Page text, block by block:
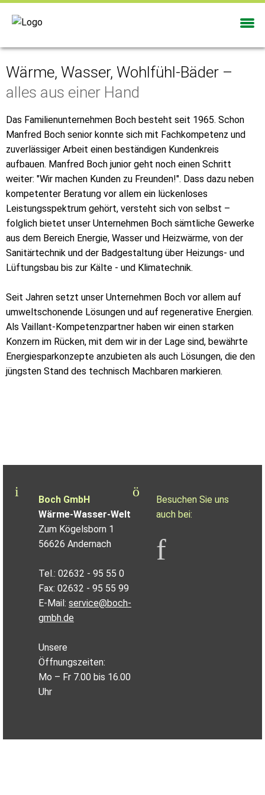
Wärme, Wasser, Wohlfühl-Bäder –
alles aus einer Hand
Das Familienunternehmen Boch besteht seit 1965. Schon
Manfred Boch senior konnte sich mit Fachkompetenz und
zuverlässiger Arbeit einen beständigen Kundenkreis
aufbauen. Manfred Boch junior geht noch einen Schritt
weiter: "Wir machen Kunden zu Freunden!". Dass dazu neben
kompetenter Beratung vor allem ein lückenloses
Leistungsspektrum gehört, versteht sich von selbst –
folglich bietet unser Unternehmen Boch sämtliche Gewerke
aus dem Bereich Energie, Wasser und Heizwärme, von der
Sanitärtechnik und der Badgestaltung über Heizungs- und
Lüftungsbau bis zur Kälte - und Klimatechnik.
Seit Jahren setzt unser Unternehmen Boch vor allem auf
umweltschonende Lösungen und auf regenerative Energien.
Als Vaillant-Kompetenzpartner haben wir einen starken
Konzern im Rücken, mit dem wir in der Lage sind, bewährte
Energiesparkonzepte anzubieten als auch Lösungen, die den
jüngsten Stand des technisch Machbaren markieren.
Boch GmbH
Wärme-Wasser-Welt
Zum Kögelsborn 1
56626 Andernach
Tel.: 02632 - 95 55 0
Fax: 02632 - 95 55 99
E-Mail: service@boch-
gmbh.de
Unsere
Öffnungszeiten:
Mo – Fr 7.00 bis 16.00
Uhr
Besuchen Sie uns
auch bei: